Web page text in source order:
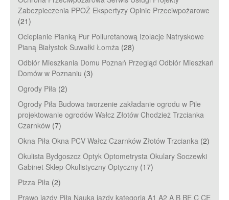
Zabezpieczenia PPOŻ Ekspertyzy Opinie Przeciwpożarowe
(21)
Ocieplanie Pianką Pur Poliuretanową Izolacje Natryskowe
Pianą Białystok Suwałki Łomża (28)
Odbiór Mieszkania Domu Poznań Przegląd Odbiór Mieszkań
Domów w Poznaniu (3)
Ogrody Piła (2)
Ogrody Piła Budowa tworzenie zakładanie ogrodu w Pile
projektowanie ogrodów Wałcz Złotów Chodzież Trzcianka
Czarnków (7)
Okna Piła Okna PCV Wałcz Czarnków Złotów Trzcianka (2)
Okulista Bydgoszcz Optyk Optometrysta Okulary Soczewki
Gabinet Sklep Okulistyczny Optyczny (17)
Pizza Piła (2)
Prawo jazdy Piła Nauka jazdy kategoria A1 A2 A B BE C CE